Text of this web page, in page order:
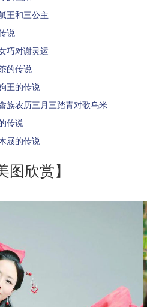
王和三公主
说
巧对谢灵运
的传说
王的传说
族农历三月三踏青对歌乌米
传说
屐的传说
图欣赏】